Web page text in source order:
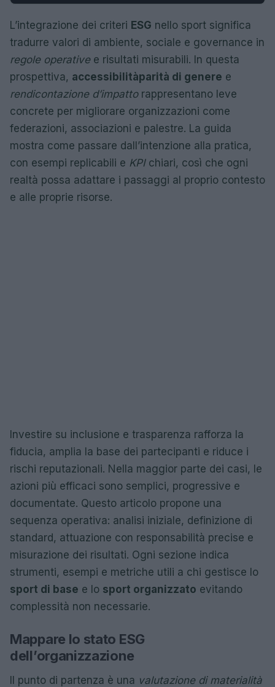
L’integrazione dei criteri ESG nello sport significa
tradurre valori di ambiente, sociale e governance in
regole operativee risultati misurabili. In questa
prospettiva, accessibilitàparità di genere e
rendicontazione d’impattorappresentano leve
concrete per migliorare organizzazioni come
federazioni, associazioni e palestre. La guida
mostra come passare dall’intenzione alla pratica,
con esempi replicabili e KPIchiari, così che ogni
realtà possa adattare i passaggi al proprio contesto
e alle proprie risorse.
Investire su inclusione e trasparenza rafforza la
fiducia, amplia la base dei partecipanti e riduce i
rischi reputazionali. Nella maggior parte dei casi, le
azioni più efficaci sono semplici, progressive e
documentate. Questo articolo propone una
sequenza operativa: analisi iniziale, definizione di
standard, attuazione con responsabilità precise e
misurazione dei risultati. Ogni sezione indica
strumenti, esempi e metriche utili a chi gestisce lo
sport di base e lo sport organizzato evitando
complessità non necessarie.
Mappare lo stato ESG
dell’organizzazione
Il punto di partenza è una valutazione di materialità